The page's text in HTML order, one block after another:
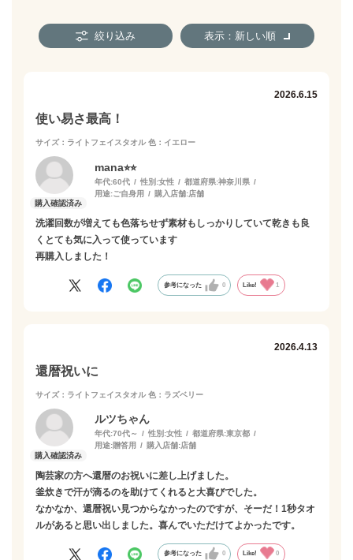
絞り込み 表示：新しい順
2026.6.15
使い易さ最高！
サイズ：ライトフェイスタオル 色：イエロー
mana⭐︎⭐︎
年代:60代 性別:女性 都道府県:神奈川県
用途:ご自身用 購入店舗:店舗
洗濯回数が増えても色落ちせず素材もしっかりしていて乾きも良
くとても気に入って使っています
再購入しました！
参考になった 0 Like! 1
2026.4.13
還暦祝いに
サイズ：ライトフェイスタオル 色：ラズベリー
ルツちゃん
年代:70代～ 性別:女性 都道府県:東京都
用途:贈答用 購入店舗:店舗
陶芸家の方へ還暦のお祝いに差し上げました。
釜炊きで汗が滴るのを助けてくれると大喜びでした。
なかなか、還暦祝い見つからなかったのですが、そーだ！1秒タオ
ルがあると思い出しました。喜んでいただけてよかったです。
参考になった 0 Like! 0